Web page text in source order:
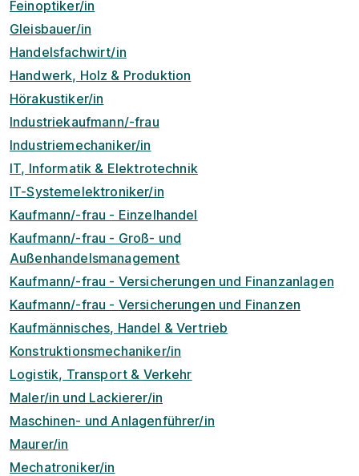
Feinoptiker/in
Gleisbauer/in
Handelsfachwirt/in
Handwerk, Holz & Produktion
Hörakustiker/in
Industriekaufmann/-frau
Industriemechaniker/in
IT, Informatik & Elektrotechnik
IT-Systemelektroniker/in
Kaufmann/-frau - Einzelhandel
Kaufmann/-frau - Groß- und
Außenhandelsmanagement
Kaufmann/-frau - Versicherungen und Finanzanlagen
Kaufmann/-frau - Versicherungen und Finanzen
Kaufmännisches, Handel & Vertrieb
Konstruktionsmechaniker/in
Logistik, Transport & Verkehr
Maler/in und Lackierer/in
Maschinen- und Anlagenführer/in
Maurer/in
Mechatroniker/in